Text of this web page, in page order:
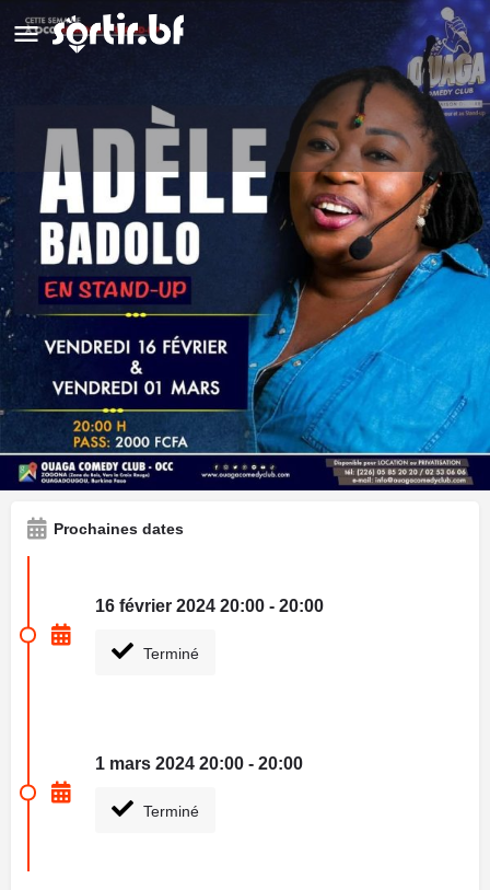
Adèle Badolo
Détails Avis 0
Laisser un avis Ajouter aux favoris
Type d'événement
Stand up
Prochaines dates
16 février 2024 20:00 - 20:00
Terminé
1 mars 2024 20:00 - 20:00
Terminé